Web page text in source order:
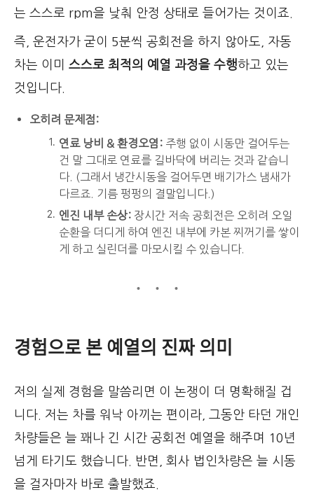
는 스스로 rpm을 낮춰 안정 상태로 들어가는 것이죠.
즉, 운전자가 굳이 5분씩 공회전을 하지 않아도, 자동
차는 이미 스스로 최적의 예열 과정을 수행하고 있는
것입니다.
오히려 문제점:
연료 낭비 & 환경오염: 주행 없이 시동만 걸어두는
건 말 그대로 연료를 길바닥에 버리는 것과 같습니
다. (그래서 냉간시동을 걸어두면 배기가스 냄새가
다르죠. 기름 펑펑의 결말입니다.)
엔진 내부 손상: 장시간 저속 공회전은 오히려 오일
순환을 더디게 하여 엔진 내부에 카본 찌꺼기를 쌓이
게 하고 실린더를 마모시킬 수 있습니다.
경험으로 본 예열의 진짜 의미
저의 실제 경험을 말씀리면 이 논쟁이 더 명확해질 겁
니다. 저는 차를 워낙 아끼는 편이라, 그동안 타던 개인
차량들은 늘 꽤나 긴 시간 공회전 예열을 해주며 10년
넘게 타기도 했습니다. 반면, 회사 법인차량은 늘 시동
을 걸자마자 바로 출발했죠.